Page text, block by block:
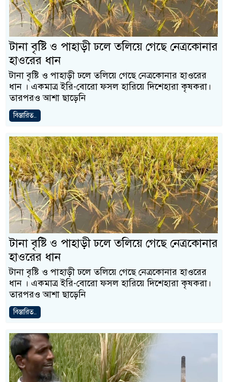
টানা বৃষ্টি ও পাহাড়ী ঢলে তলিয়ে গেছে নেত্রকোনার
হাওরের ধান
টানা বৃষ্টি ও পাহাড়ী ঢলে তলিয়ে গেছে নেত্রকোনার হাওরের
ধান । একমাত্র ইরি-বোরো ফসল হারিয়ে দিশেহারা কৃষকরা।
তারপরও আশা ছাড়েনি
বিস্তারিত..
টানা বৃষ্টি ও পাহাড়ী ঢলে তলিয়ে গেছে নেত্রকোনার
হাওরের ধান
টানা বৃষ্টি ও পাহাড়ী ঢলে তলিয়ে গেছে নেত্রকোনার হাওরের
ধান । একমাত্র ইরি-বোরো ফসল হারিয়ে দিশেহারা কৃষকরা।
তারপরও আশা ছাড়েনি
বিস্তারিত..